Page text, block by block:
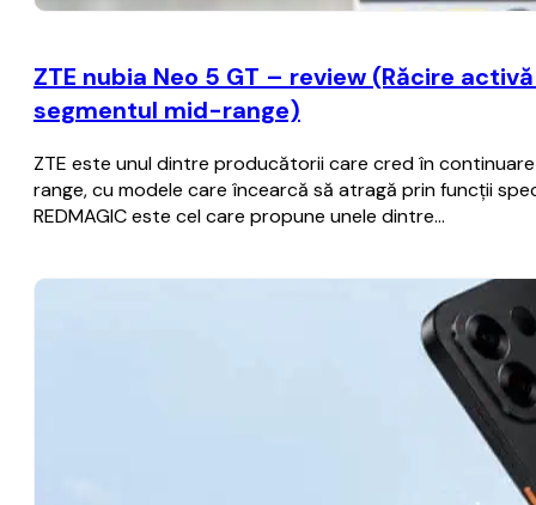
ZTE nubia Neo 5 GT – review (Răcire
segmentul mid-range)
ZTE este unul dintre producătorii care cred în
range, cu modele care încearcă să atragă prin funcții
REDMAGIC este cel care propune unele dintre…